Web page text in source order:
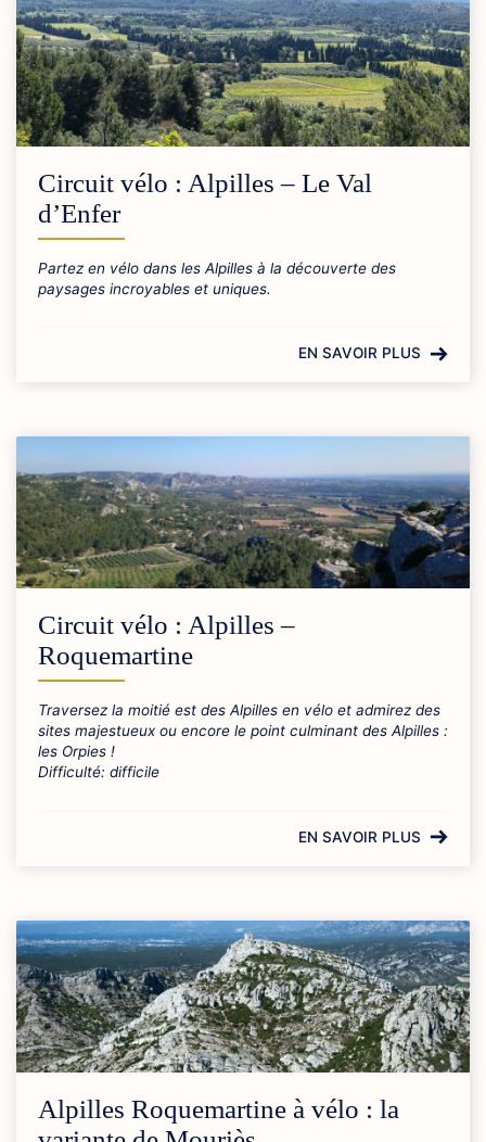
Circuit vélo : Alpilles – Le Val
d’Enfer
Partez en vélo dans les Alpilles à la découverte des
paysages incroyables et uniques.
EN SAVOIR PLUS
Circuit vélo : Alpilles –
Roquemartine
Traversez la moitié est des Alpilles en vélo et admirez des
sites majestueux ou encore le point culminant des Alpilles :
les Orpies !
Difficulté: difficile
EN SAVOIR PLUS
Alpilles Roquemartine à vélo : la